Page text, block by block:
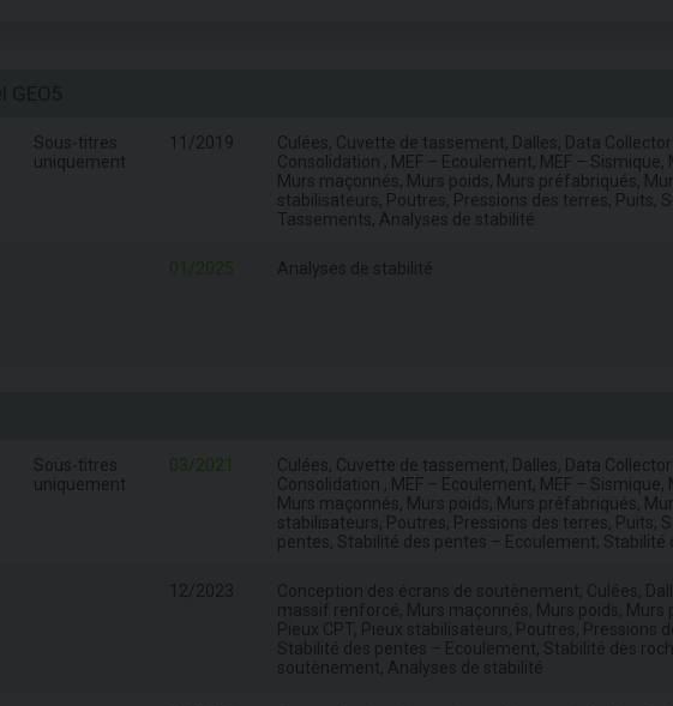
Sous-titres
uniquement
11/2019
Culées, Cuvette de tassement, Dalles, Data
Consolidation , MEF – Ecoulement, MEF –
Murs maçonnés, Murs poids, Murs préfabriqués,
stabilisateurs, Poutres, Pressions des terres, Puits,
Tassements, Analyses de stabilité
01/2025
Sous-titres
uniquement
03/2021
Culées, Cuvette de tassement, Dalles, Data
Consolidation , MEF – Ecoulement, MEF –
Murs maçonnés, Murs poids, Murs préfabriqués,
stabilisateurs, Poutres, Pressions des terres, Puits,
pentes, Stabilité des pentes – Ecoulement,